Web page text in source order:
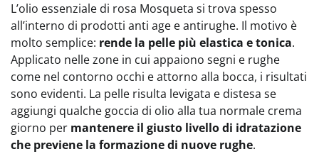
L’olio essenziale di rosa Mosqueta si trova spesso
all’interno di prodotti anti age e antirughe. Il motivo è
molto semplice: rende la pelle più elastica e tonica.
Applicato nelle zone in cui appaiono segni e rughe
come nel contorno occhi e attorno alla bocca, i risultati
sono evidenti. La pelle risulta levigata e distesa se
aggiungi qualche goccia di olio alla tua normale crema
giorno per mantenere il giusto livello di idratazione
che previene la formazione di nuove rughe.